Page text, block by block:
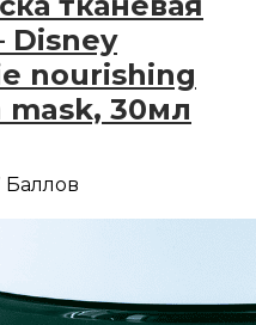
Disney
nourishing
30мл
Баллов